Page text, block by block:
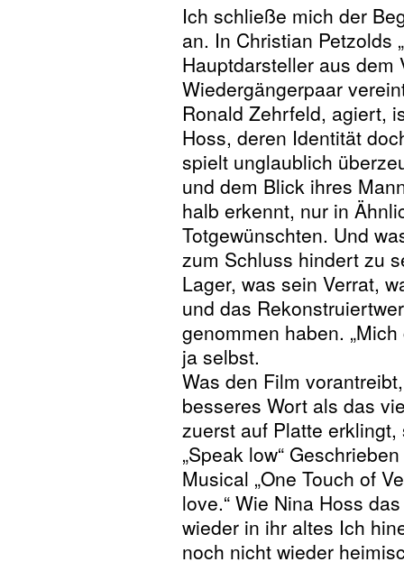
Ich schließe mich der
an. In Christian Petzolds
Hauptdarsteller aus dem
Wiedergängerpaar
Ronald Zehrfeld, agiert,
Hoss, deren Identität
spielt unglaublich
und dem Blick ihres
halb erkennt, nur in
Totgewünschten. Und
zum Schluss hindert zu
Lager, was sein Verrat,
und das
genommen haben.
ja selbst.
Was den Film
besseres Wort als das
zuerst auf Platte
„Speak low“
Musical „One Touch of
love.“ Wie Nina Hoss
wieder in ihr altes Ich
noch nicht wieder